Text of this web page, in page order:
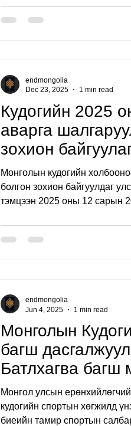
шалгалтад кудогийн
хүүхэд, залуус болон насанд
тэнцсэн шинэ бүстнүүд төрөн
Кудогийн 2025
аварга
зохион
Монголын кудогийн
болгон зохион байгуулдаг
тэмцээн 2025 оны 12 сарын
байгуулагдлаа. Энэ жил нийт
клуб-н 100 гаруй тамирчид
endmongolia
Dec 23, 2025
1 min read
Монголын
багш
Батлхагва багш
"Хөдөлмөрийн
медалаар
Монгол улсын
кудогийн спортын хөгжилд
биеийн тамир спортын
endmongolia
Jun 4, 2025
1 min read